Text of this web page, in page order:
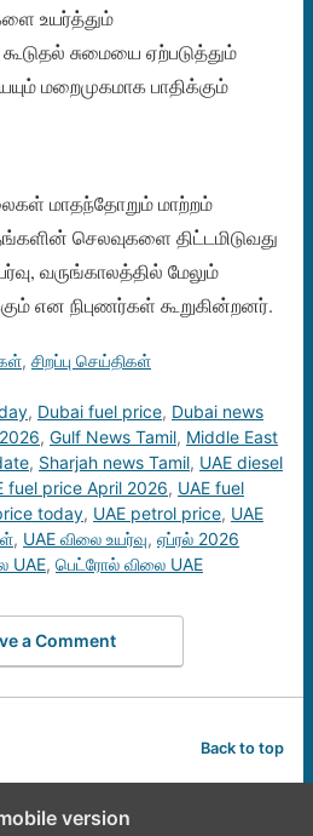
உயர்த்தும்
சுமையை ஏற்படுத்தும்
மறைமுகமாக பாதிக்கும்
மாதந்தோறும் மாற்றம்
செலவுகளை திட்டமிடுவது
வருங்காலத்தில் மேலும்
என நிபுணர்கள் கூறுகின்றனர்.
, சிறப்பு செய்திகள்
, Dubai fuel price, Dubai news
, Gulf News Tamil, Middle East
, Sharjah news Tamil, UAE diesel
fuel price April 2026, UAE fuel
today, UAE petrol price, UAE
, UAE விலை உயர்வு, ஏப்ரல் 2026
UAE, பெட்ரோல் விலை UAE
a Comment
Back to top
version